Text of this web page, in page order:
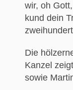
wir, oh
kund dein
Die
Kanzel
sowie